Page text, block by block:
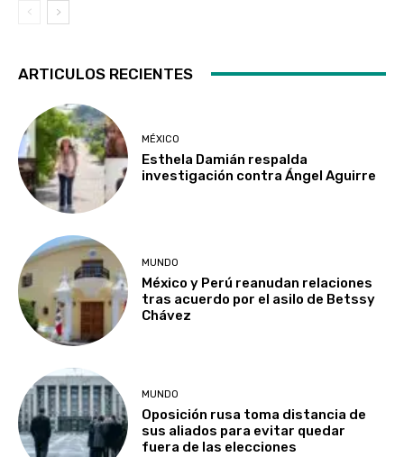
ARTICULOS RECIENTES
MÉXICO
Esthela Damián respalda
investigación contra Ángel Aguirre
MUNDO
México y Perú reanudan relaciones
tras acuerdo por el asilo de Betssy
Chávez
MUNDO
Oposición rusa toma distancia de
sus aliados para evitar quedar
fuera de las elecciones